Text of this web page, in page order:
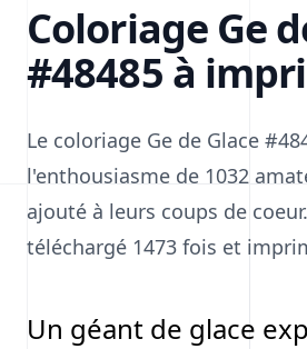
Coloriage Ge
#48485 à
Le coloriage Ge de Glace
l'enthousiasme de 1032
ajouté à leurs coups de
téléchargé 1473 fois et
Un géant de glace